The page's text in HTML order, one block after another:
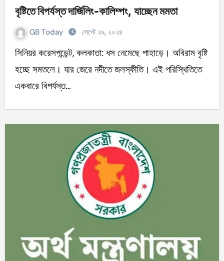
বৃষ্টিতে বিপর্যস্ত দার্জিলিং-কালিম্পং, যাচ্ছেন মমতা
GB Today সেপ্টে ২৯, ২০২৪
সিনিয়র করেসপন্ডেন্ট, কলকাতা: ধস নেমেছে পাহাড়ে। অবিরাম বৃষ্টি
হচ্ছে সমতলে। যার জেরে নদীতে জলস্ফীতি। এই পরিস্থিতিতে
একবারে বিপর্যস্ত…